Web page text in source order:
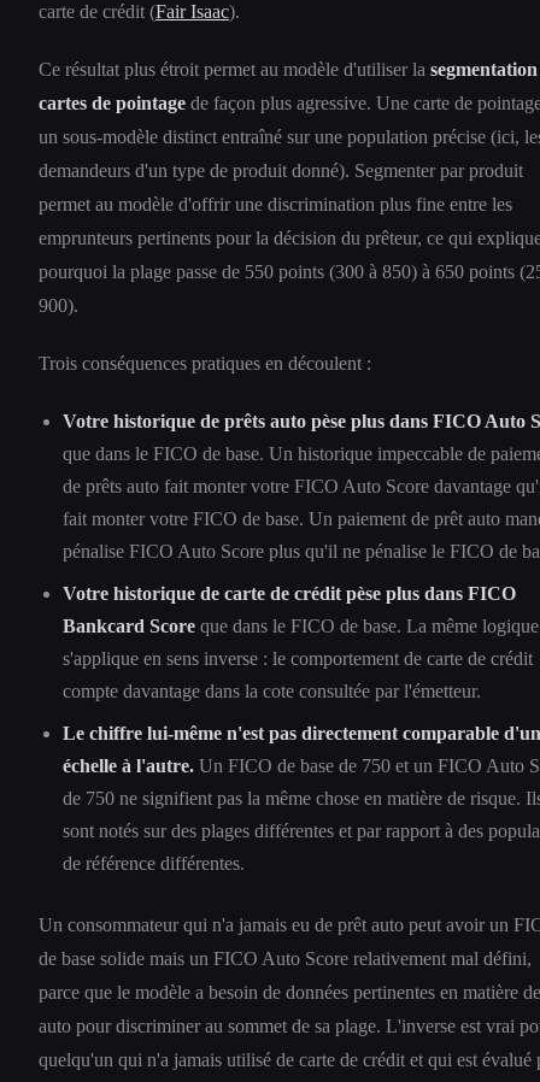
carte de crédit (Fair Isaac).
Ce résultat plus étroit permet au modèle d'utiliser la
cartes de pointage de façon plus agressive. Une carte de
un sous-modèle distinct entraîné sur une population précise (ici,
demandeurs d'un type de produit donné). Segmenter par produit
permet au modèle d'offrir une discrimination plus fine entre les
emprunteurs pertinents pour la décision du prêteur, ce qui
pourquoi la plage passe de 550 points (300 à 850) à 650 points
900).
Trois conséquences pratiques en découlent :
Votre historique de prêts auto pèse plus dans FICO Auto
que dans le FICO de base. Un historique impeccable de
de prêts auto fait monter votre FICO Auto Score davantage
fait monter votre FICO de base. Un paiement de prêt auto
pénalise FICO Auto Score plus qu'il ne pénalise le FICO de
Votre historique de carte de crédit pèse plus dans FICO
Bankcard Score que dans le FICO de base. La même logique
s'applique en sens inverse : le comportement de carte de crédit
compte davantage dans la cote consultée par l'émetteur.
Le chiffre lui-même n'est pas directement comparable
échelle à l'autre. Un FICO de base de 750 et un FICO Auto
de 750 ne signifient pas la même chose en matière de risque.
sont notés sur des plages différentes et par rapport à des
de référence différentes.
Un consommateur qui n'a jamais eu de prêt auto peut avoir un
de base solide mais un FICO Auto Score relativement mal défini,
parce que le modèle a besoin de données pertinentes en matière
auto pour discriminer au sommet de sa plage. L'inverse est vrai
quelqu'un qui n'a jamais utilisé de carte de crédit et qui est évalué